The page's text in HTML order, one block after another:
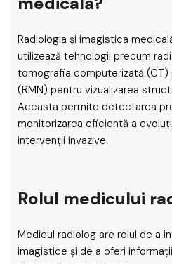
Radiologia și imagistica
utilizează tehnologii precum
tomografia computerizată (CT)
(RMN) pentru vizualizarea
Aceasta permite detectarea
monitorizarea eficientă a
intervenții invazive.
Rolul medicului
Medicul radiolog are rolul de a
imagistice și de a oferi